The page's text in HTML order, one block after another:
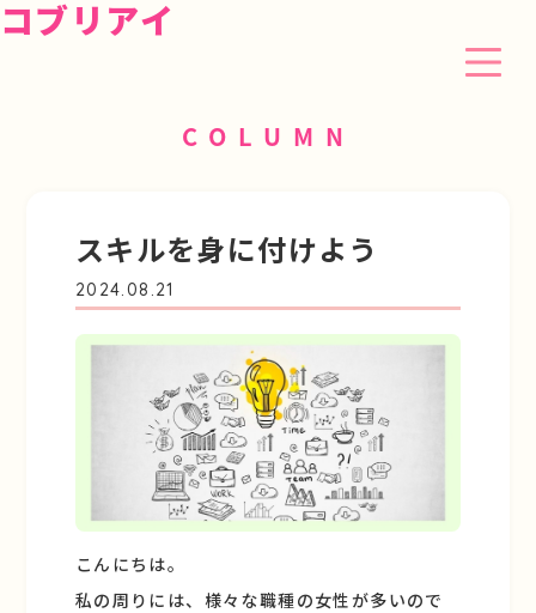
コブリアイ
COLUMN
スキルを身に付けよう
2024.08.21
こんにちは。
私の周りには、様々な職種の女性が多いので